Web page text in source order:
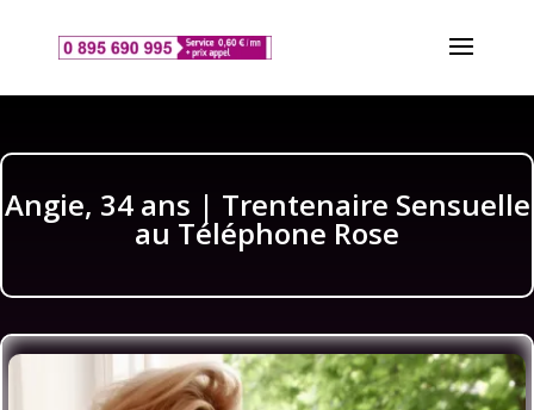
Angie, 34 ans | Trentenaire Sensuelle
au Téléphone Rose